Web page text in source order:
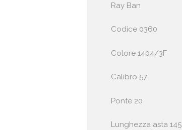
Ray Ban
Codice 0360
Colore 1404/3F
Calibro 57
Ponte 20
Lunghezza asta 145